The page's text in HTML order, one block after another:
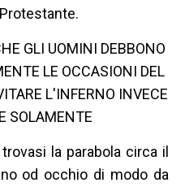
GLI UOMINI DEBBONO
LE OCCASIONI DEL
L'INFERNO INVECE
SOLAMENTE
la parabola circa il
od occhio di modo da